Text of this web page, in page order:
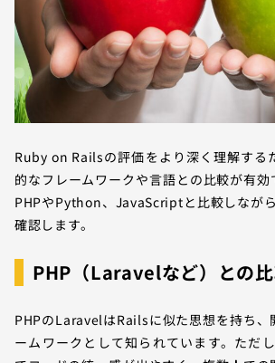
Ruby on Railsの評価をより深く理解する
的なフレームワークや言語との比較が有効
PHPやPython、JavaScriptと比較しなが
確認します。
PHP（Laravelなど）との
PHPのLaravelはRailsに似た思想を持ち、
ームワークとして知られています。ただ